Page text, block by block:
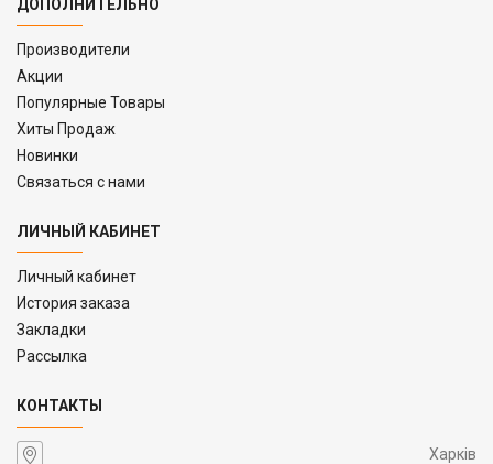
ДОПОЛНИТЕЛЬНО
Производители
Акции
Популярные Товары
Хиты Продаж
Новинки
Связаться с нами
ЛИЧНЫЙ КАБИНЕТ
Личный кабинет
История заказа
Закладки
Рассылка
КОНТАКТЫ
Харків